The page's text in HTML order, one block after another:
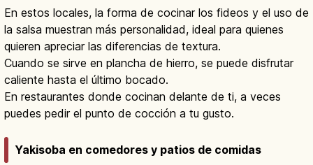
En estos locales, la forma de cocinar los fideos y el uso de
la salsa muestran más personalidad, ideal para quienes
quieren apreciar las diferencias de textura.
Cuando se sirve en plancha de hierro, se puede disfrutar
caliente hasta el último bocado.
En restaurantes donde cocinan delante de ti, a veces
puedes pedir el punto de cocción a tu gusto.
Yakisoba en comedores y patios de comidas